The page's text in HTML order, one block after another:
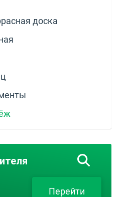
доска
Перейти